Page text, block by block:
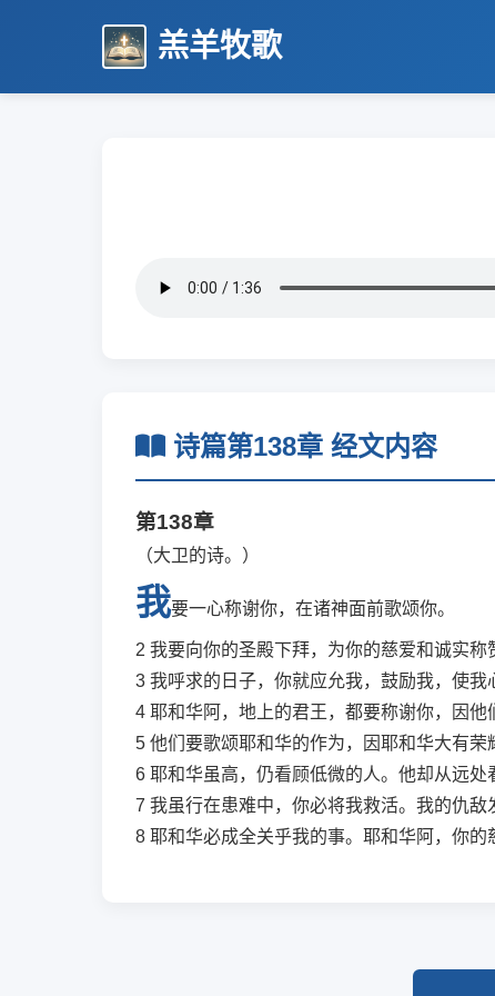
羔羊牧歌
诗篇第138章 经文内容
第138章
（大卫的诗。）
我要一心称谢你，在诸神面前歌颂你。
2 我要向你的圣殿下拜，为你的慈爱和诚实称
3 我呼求的日子，你就应允我，鼓励我，使我
4 耶和华阿，地上的君王，都要称谢你，因他
5 他们要歌颂耶和华的作为，因耶和华大有荣
6 耶和华虽高，仍看顾低微的人。他却从远处
7 我虽行在患难中，你必将我救活。我的仇敌
8 耶和华必成全关乎我的事。耶和华阿，你的